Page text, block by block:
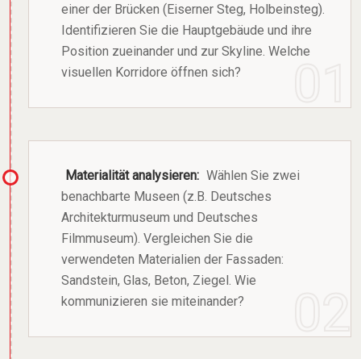
einer der Brücken (Eiserner Steg, Holbeinsteg).
Identifizieren Sie die Hauptgebäude und ihre
Position zueinander und zur Skyline. Welche
visuellen Korridore öffnen sich?
Materialität analysieren: Wählen Sie zwei
benachbarte Museen (z.B. Deutsches
Architekturmuseum und Deutsches
Filmmuseum). Vergleichen Sie die
verwendeten Materialien der Fassaden:
Sandstein, Glas, Beton, Ziegel. Wie
kommunizieren sie miteinander?